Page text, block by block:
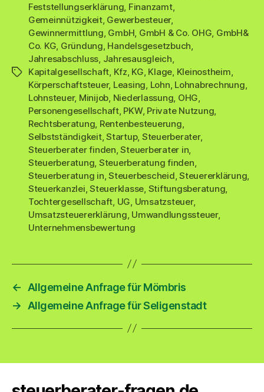
Schlagwörter
Feststellungserklärung Finanzamt,
Gemeinnützigkeit, Gewerbesteuer,
Gewinnermittlung GmbH GmbH & Co. OHG GmbH&
Co. KG Gründung Handelsgesetzbuch
Jahresabschluss Jahresausgleich
Kapitalgesellschaft Kfz KG Klage Kleinostheim
Körperschaftsteuer, Leasing Lohn Lohnabrechnung
Lohnsteuer, Minijob Niederlassung OHG
Personengesellschaft, PKW, Private Nutzung
Rechtsberatung Rentenbesteuerung
Selbstständigkeit,Startup, Steuerberater,
Steuerberater finden ,Steuerberater in
Steuerberatung Steuerberatung finden
Steuerberatung in ,Steuerbescheid ,Steuererklärung
Steuerkanzlei ,Steuerklasse Stiftungsberatung
Tochtergesellschaft UG Umsatzsteuer,
Umsatzsteuererklärung Umwandlungssteuer,
Unternehmensbewertung
←
Allgemeine Anfrage für Mömbris
→
Allgemeine Anfrage für Seligenstadt